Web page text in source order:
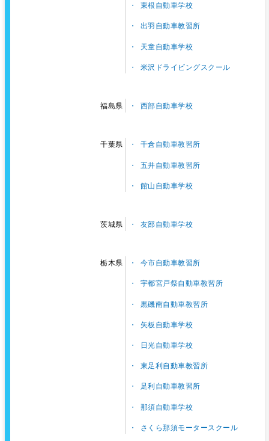
東根自動車学校
出羽自動車教習所
天童自動車学校
米沢ドライビングスクール
福島県 西部自動車学校
千葉県 千倉自動車教習所
五井自動車教習所
館山自動車学校
茨城県 友部自動車学校
栃木県 今市自動車教習所
宇都宮戸祭自動車教習所
黒磯南自動車教習所
矢板自動車学校
日光自動車学校
東足利自動車教習所
足利自動車教習所
那須自動車学校
さくら那須モータースクール